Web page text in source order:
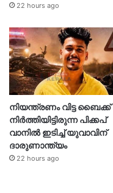
22 hours ago
നിയന്ത്രണം വിട്ട ബൈക്ക്
നിർത്തിയിട്ടിരുന്ന പിക്കപ്
വാനിൽ ഇടിച്ച് യുവാവിന്
ദാരുണാന്ത്യം
22 hours ago